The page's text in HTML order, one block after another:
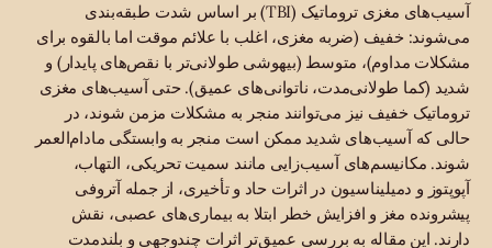
آسیب‌های مغزی تروماتیک (TBI) بر اساس شدت طبقه‌بندی
می‌شوند: خفیف (ضربه مغزی، اغلب با علائم موقت اما بالقوه برای
مشکلات مداوم)، متوسط (بیهوشی طولانی‌تر با نقص‌های پایدار) و
شدید (کما طولانی‌مدت، ناتوانی‌های عمیق). حتی آسیب‌های مغزی
تروماتیک خفیف نیز می‌توانند منجر به مشکلات مزمن شوند، در
حالی که آسیب‌های شدید ممکن است منجر به وابستگی مادام‌العمر
شوند. مکانیسم‌های آسیب‌زایی مانند سمیت تحریکی، التهاب،
آپوپتوز و دمیلیناسیون در اثرات حاد و تأخیری، از جمله آتروفی
پیشرونده مغز و افزایش خطر ابتلا به بیماری‌های عصبی، نقش
دارند. این مقاله به بررسی عمیق‌تر اثرات چندوجهی و بلندمدت